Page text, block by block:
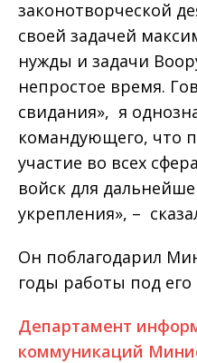
законотворческой
своей задачей
нужды и задачи
непростое время.
свидания», я
командующего, что
участие во всех
войск для
укрепления», –
Он поблагодарил
годы работы под его
Департамент
коммуникаций